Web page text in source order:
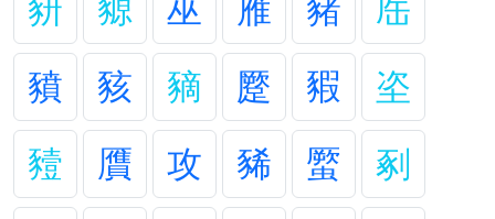
豜
豲 巫 雁 豬
厒
豶
豥 豴 蹷 豭
垐
豷
贋 攻 豨 蟨
剢